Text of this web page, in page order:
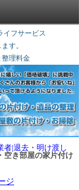
イフサービス
す。
整理料金
者|退去・明け渡し
空き部屋の家片付け
ジ